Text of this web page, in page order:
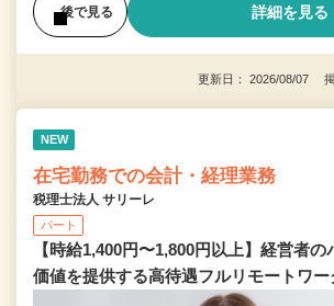
後で見る 詳細を見る
更新日： 2026/08/07
NEW
在宅勤務での会計・経理業務
税理士法人 サリーレ
パート
【時給1,400円〜1,800円以上】経営者
価値を提供する⾼待遇フルリモートワー